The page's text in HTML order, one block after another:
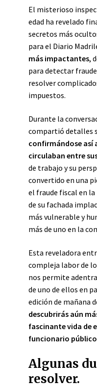
El misterioso
edad ha revelado
secretos más
para el Diario
más impactantes,
para detectar
resolver
impuestos.
Durante la
compartió detalles
confirmándose así
circulaban entre
de trabajo y su
convertido en una
el fraude fiscal en
de su fachada
más vulnerable y
más de uno en la
Esta reveladora
compleja labor de
nos permite
de uno de ellos en
edición de mañana
descubrirás aún
fascinante vida de
funcionario público
Algunas
resolver.